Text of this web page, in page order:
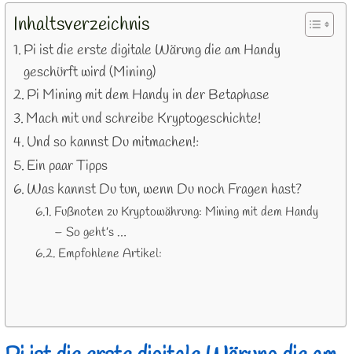
Inhaltsverzeichnis
Pi ist die erste digitale Wärung die am Handy
geschürft wird (Mining)
Pi Mining mit dem Handy in der Betaphase
Mach mit und schreibe Kryptogeschichte!
Und so kannst Du mitmachen!:
Ein paar Tipps
Was kannst Du tun, wenn Du noch Fragen hast?
Fußnoten zu Kryptowährung: Mining mit dem Handy
– So geht’s …
Empfohlene Artikel: